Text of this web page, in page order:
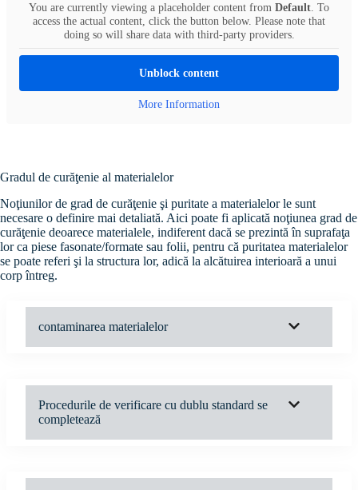
You are currently viewing a placeholder content from Default . To
access the actual content, click the button below. Please note that
doing so will share data with third-party providers.
Unblock content
More Information
Gradul de curăţenie al materialelor
Noţiunilor de grad de curăţenie şi puritate a materialelor le sunt
necesare o definire mai detaliată. Aici poate fi aplicată noţiunea grad de
curăţenie deoarece materialele, indiferent dacă se prezintă în suprafaţa
lor ca piese fasonate/formate sau folii, pentru că puritatea materialelor
se poate referi şi la structura lor, adică la alcătuirea interioară a unui
corp întreg.
contaminarea materialelor
Procedurile de verificare cu dublu standard se
completează